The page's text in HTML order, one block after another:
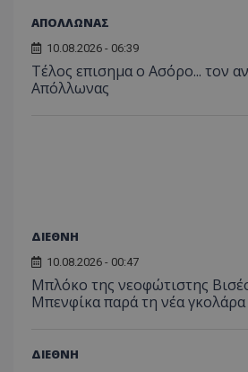
ΑΠΟΛΛΩΝΑΣ
10.08.2026 - 06:39
Tέλος επισημα ο Ασόρο... τον
Απόλλωνας
ΔΙΕΘΝΗ
10.08.2026 - 00:47
Μπλόκο της νεοφώτιστης
Μπενφίκα παρά τη νέα
ΔΙΕΘΝΗ